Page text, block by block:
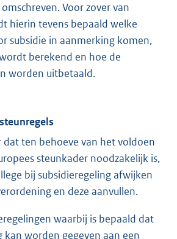
Voor zover van
hierin tevens bepaald welke
subsidie in aanmerking komen,
berekend en hoe de
worden uitbetaald.
dat ten behoeve van het voldoen
steunkader noodzakelijk is,
bij subsidieregeling afwijken
en deze aanvullen.
waarbij is bepaald dat
kan worden gegeven aan een